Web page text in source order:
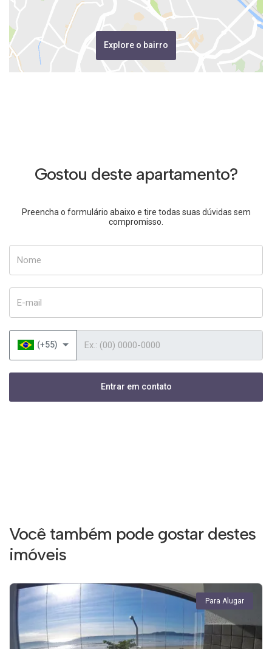
Explore o bairro
Gostou deste apartamento?
Preencha o formulário abaixo e tire todas suas dúvidas sem
compromisso.
(+55)
Entrar em contato
Você também pode gostar destes
imóveis
Para Alugar